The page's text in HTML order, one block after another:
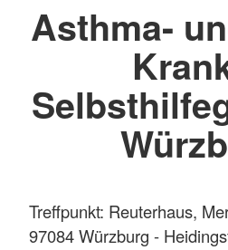
Asthma-
Treffpunkt: Reuterhaus,
97084 Würzburg -